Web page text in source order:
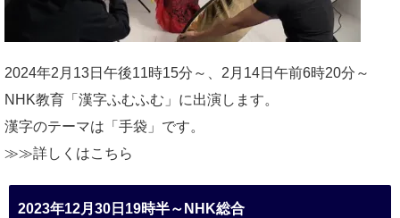
2024年2月13日午後11時15分～、2月14日午前6時20分～
NHK教育「漢字ふむふむ」に出演します。
漢字のテーマは「手袋」です。
≫≫詳しくはこちら
2023年12月30日19時半～NHK総合